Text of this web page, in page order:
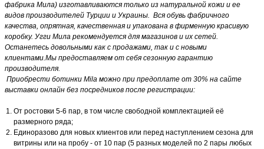
фабрика Мила) изготавливаются только из натуральной кожи и ее
видов производителей Турции и Украины. Вся обувь фабричного
качества, опрятная, качественная и упакована в фирменную красивую
коробку. Угги Мила рекомендуется для магазинов и их сетей.
Останетесь довольными как с продажами, так и с новыми
клиентами.Мы предоставляем от себя сезонную гарантию
производителя.
Приобрести ботинки Mila можно при предоплате от 30% на сайте
выставки онлайн без посредников после регистрации:
От ростовки 5-6 пар, в том числе свободной комплектацией её
размерного ряда;
Единоразово для новых клиентов или перед наступлением сезона для
витрины или на пробу - от 10 пар (5 разных моделей по 2 пары любых